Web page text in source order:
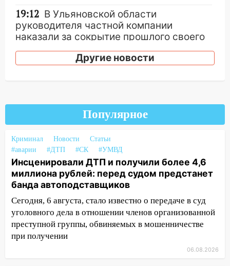
19:12 В Ульяновской области
руководителя частной компании
наказали за сокрытие прошлого своего
сотрудник
18:02 В Ульяновск едут звезды
оставил в силе приговор руководству
«УльяновскФармации» за махинации на
16:09
Ветераны легкой атлетики из
Ульяновска успешно выступили на
Чемпионате России
16:02 В Ульяновской области убрали
более 28% площадей зерновых и
зернобобовых культур
15:51 Бросила кирпич в жену брата: в
Ульяновской области завели дело на
Другие новости
Популярное
Криминал Новости
Статьи
#аварии
#ДТП #СК #УМВД
Инсценировали ДТП и получили более 4,6
миллиона рублей: перед судом предстанет
банда автоподставщиков
Сегодня, 6 августа, стало известно о передаче в суд
уголовного дела в отношении членов организованной
преступной группы, обвиняемых в мошенничестве
при получении
06.08.2026